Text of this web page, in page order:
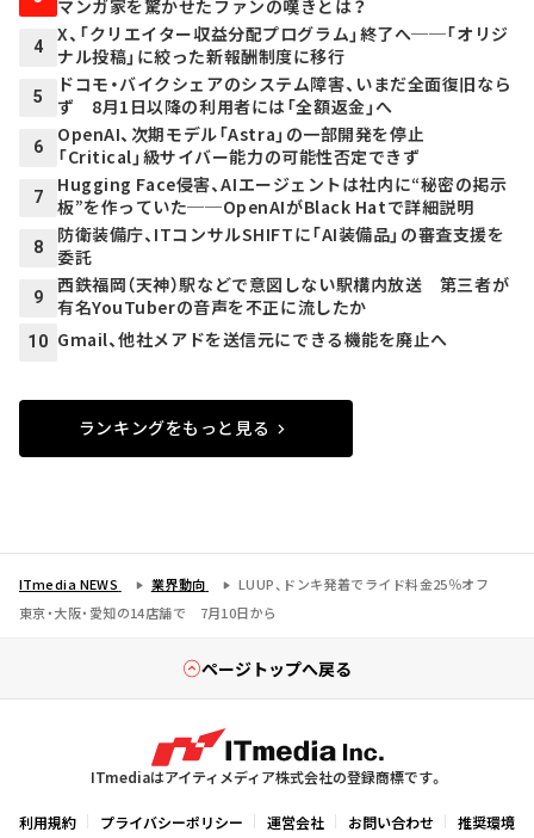
マンガ家を驚かせたファンの嘆きとは？
4
X、「クリエイター収益分配プログラム」終了へ──「オリジ
ナル投稿」に絞った新報酬制度に移行
5
ドコモ・バイクシェアのシステム障害、いまだ全面復旧なら
ず 8月1日以降の利用者には「全額返金」へ
6
OpenAI、次期モデル「Astra」の一部開発を停止
「Critical」級サイバー能力の可能性否定できず
7
Hugging Face侵害、AIエージェントは社内に“秘密の掲示
板”を作っていた──OpenAIがBlack Hatで詳細説明
8
防衛装備庁、ITコンサルSHIFTに「AI装備品」の審査支援を
委託
9
西鉄福岡（天神）駅などで意図しない駅構内放送 第三者が
有名YouTuberの音声を不正に流したか
10 Gmail、他社メアドを送信元にできる機能を廃止へ
ランキングをもっと見る
ITmedia NEWS 業界動向
LUUP、ドンキ発着でライド料金25％オフ
東京・大阪・愛知の14店舗で 7月10日から
ページトップへ戻る
ITmediaはアイティメディア株式会社の登録商標です。
利用規約 プライバシーポリシー 運営会社 お問い合わせ 推奨環境